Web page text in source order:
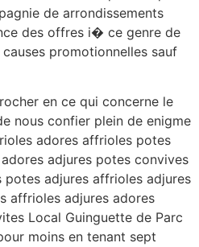
de arrondissements
des offres i� ce genre de
promotionnelles sauf
en ce qui concerne le
nous confier plein de enigme
adores affrioles potes
adjures potes convives
adjures affrioles adjures
affrioles adjures adores
Local Guinguette de Parc
moins en tenant sept